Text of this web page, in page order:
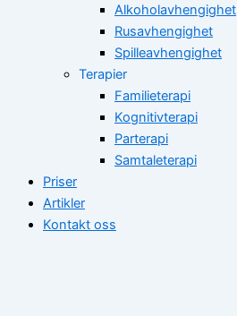
Alkoholavhengighet
Rusavhengighet
Spilleavhengighet
Terapier
Familieterapi
Kognitivterapi
Parterapi
Samtaleterapi
Priser
Artikler
Kontakt oss